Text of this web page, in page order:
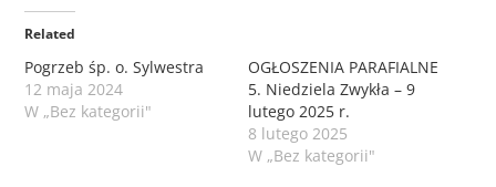
Related
Pogrzeb śp. o. Sylwestra
12 maja 2024
W „Bez kategorii"
OGŁOSZENIA PARAFIALNE
5. Niedziela Zwykła – 9
lutego 2025 r.
8 lutego 2025
W „Bez kategorii"